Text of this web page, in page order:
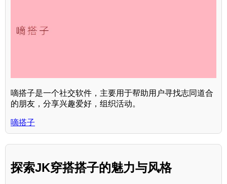
嘀搭子是一个社交软件，主要用于帮助用户寻找志同道合
的朋友，分享兴趣爱好，组织活动。
嘀搭子
探索JK穿搭搭子的魅力与风格